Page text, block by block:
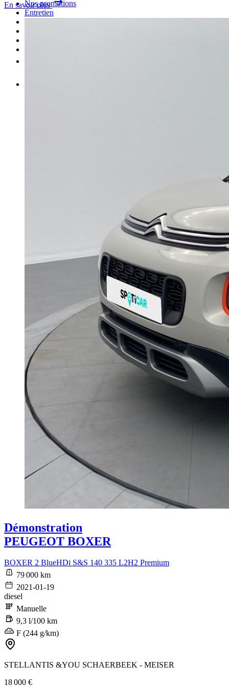
Nos promotions
Entretien
En savoir plus
Démonstration
PEUGEOT BOXER
BOXER 2 BlueHDi S&S 140 335 L2H2 Premium
79 000 km
2021-01-19
diesel
Manuelle
9,3 l/100 km
F (244 g/km)
STELLANTIS &YOU SCHAERBEEK - MEISER
18 000 €